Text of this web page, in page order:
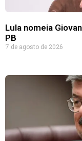
Lula nomeia
PB
7 de agosto de 2026